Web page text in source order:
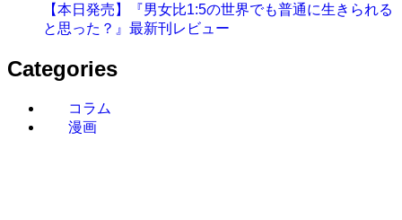
【本日発売】『男女比1:5の世界でも普通に生きられる
と思った？』最新刊レビュー
Categories
コラム
漫画